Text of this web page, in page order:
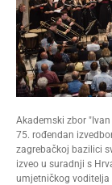
Akademski zbor
75. rođendan
zagrebačkoj bazilici
izveo u suradnji s
umjetničkog voditelja